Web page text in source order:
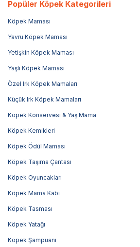
Popüler Köpek Kategorileri
Köpek Maması
Yavru Köpek Maması
Yetişkin Köpek Maması
Yaşlı Köpek Maması
Özel Irk Köpek Mamaları
Küçük Irk Köpek Mamaları
Köpek Konservesi & Yaş Mama
Köpek Kemikleri
Köpek Ödül Maması
Köpek Taşıma Çantası
Köpek Oyuncakları
Köpek Mama Kabı
Köpek Tasması
Köpek Yatağı
Köpek Şampuanı